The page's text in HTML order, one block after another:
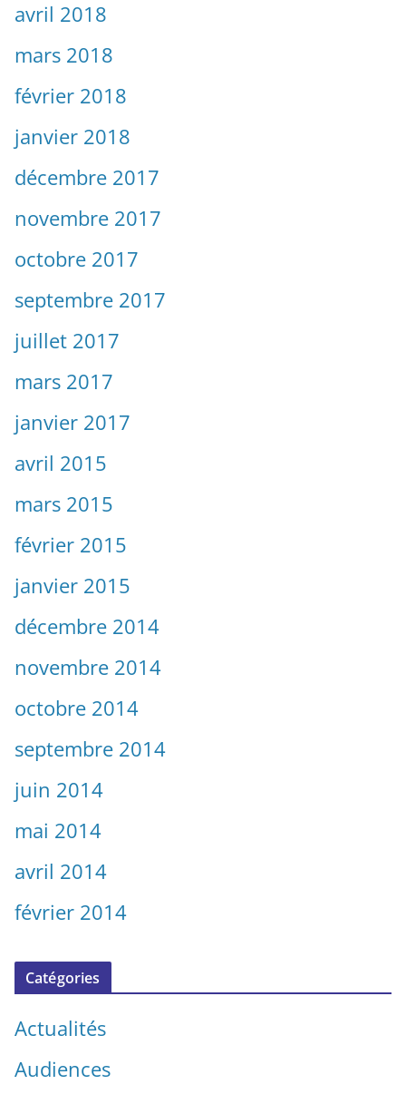
avril 2018
mars 2018
février 2018
janvier 2018
décembre 2017
novembre 2017
octobre 2017
septembre 2017
juillet 2017
mars 2017
janvier 2017
avril 2015
mars 2015
février 2015
janvier 2015
décembre 2014
novembre 2014
octobre 2014
septembre 2014
juin 2014
mai 2014
avril 2014
février 2014
Catégories
Actualités
Audiences